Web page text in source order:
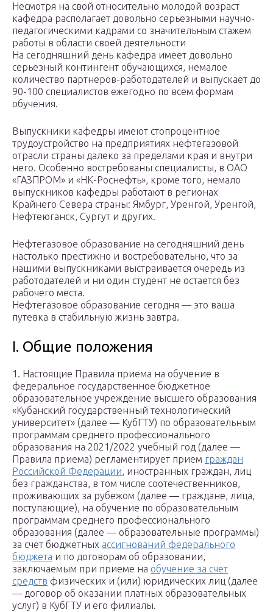
Несмотря на свой относительно молодой возраст
кафедра располагает довольно серьезными научно-
педагогическими кадрами со значительным стажем
работы в области своей деятельности
На сегодняшний день кафедра имеет довольно
серьезный контингент обучающихся, немалое
количество партнеров-работодателей и выпускает до
90-100 специалистов ежегодно по всем формам
обучения.
Выпускники кафедры имеют стопроцентное
трудоустройство на предприятиях нефтегазовой
отрасли страны далеко за пределами края и внутри
него. Особенно востребованы специалисты, в ОАО
«ГАЗПРОМ» и «НК-Роснефть», кроме того, немало
выпускников кафедры работают в регионах
Крайнего Севера страны: Ямбург, Уренгой, Уренгой,
Нефтеюганск, Сургут и других.
Нефтегазовое образование на сегодняшний день
настолько престижно и востребовательно, что за
нашими выпускниками выстраивается очередь из
работодателей и ни один студент не остается без
рабочего места.
Нефтегазовое образование сегодня — это ваша
путевка в стабильную жизнь завтра.
I. Общие положения
1. Настоящие Правила приема на обучение в
федеральное государственное бюджетное
образовательное учреждение высшего образования
«Кубанский государственный технологический
университет» (далее — КубГТУ) по образовательным
программам среднего профессионального
образования на 2021/2022 учебный год (далее —
Правила приема) регламентирует прием граждан
Российской Федерации, иностранных граждан, лиц
без гражданства, в том числе соотечественников,
проживающих за рубежом (далее — граждане, лица,
поступающие), на обучение по образовательным
программам среднего профессионального
образования (далее — образовательные программы)
за счет бюджетных ассигнований федерального
бюджета и по договорам об образовании,
заключаемым при приеме на обучение за счет
средств физических и (или) юридических лиц (далее
— договор об оказании платных образовательных
услуг) в КубГТУ и его филиалы.